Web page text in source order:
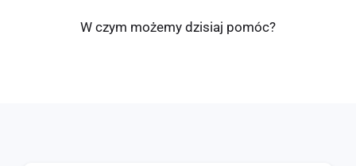
W czym możemy dzisiaj pomóc?